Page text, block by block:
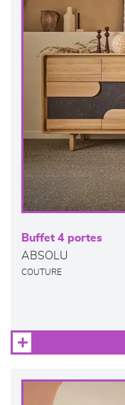
Buffet 4 portes
ABSOLU
COUTURE